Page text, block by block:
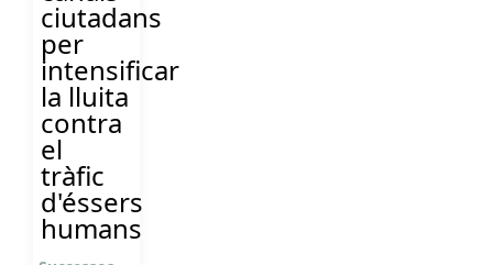
ciutadans
per
intensificar
la lluita
contra
el
tràfic
d'éssers
humans